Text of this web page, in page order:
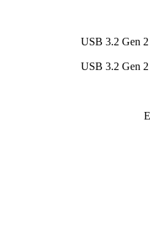
USB 3.2 Gen
USB 3.2 Gen